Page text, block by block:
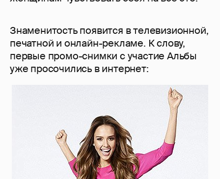
Знаменитость появится в телевизионной,
печатной и онлайн-рекламе. К слову,
первые промо-снимки с участие Альбы
уже просочились в интернет: